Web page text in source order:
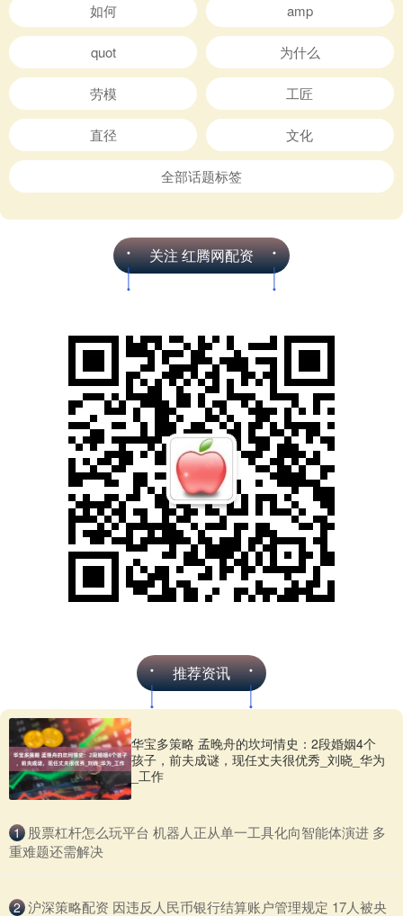
如何 amp
quot 为什么
劳模 工匠
直径 文化
全部话题标签
关注 红腾网配资
推荐资讯
华宝多策略 孟晚舟的坎坷情史：2段婚姻4个
孩子，前夫成谜，现任丈夫很优秀_刘晓_华为
_工作
1 ​股票杠杆怎么玩平台 机器人正从单一工具化向智能体演进 多
重难题还需解决
2 ​沪深策略配资 因违反人民币银行结算账户管理规定 17人被央